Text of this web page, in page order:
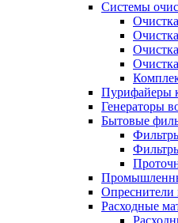
Системы
Пурифайеры
Генераторы
Бытовые
Опреснители
Расходные